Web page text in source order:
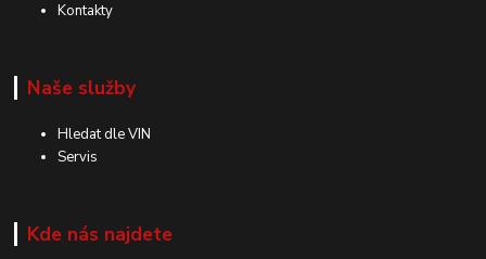
Kontakty
Naše služby
Hledat dle VIN
Servis
Kde nás najdete